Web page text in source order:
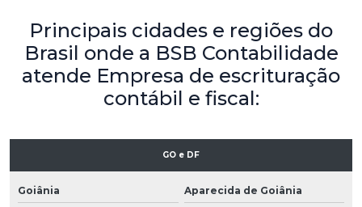
Principais cidades e regiões do
Brasil onde a BSB Contabilidade
atende Empresa de escrituração
contábil e fiscal:
GO e DF
Goiânia Aparecida de Goiânia